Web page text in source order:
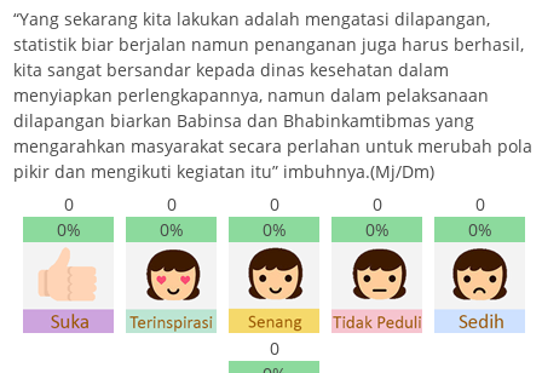
“Yang sekarang kita lakukan adalah mengatasi dilapangan,
statistik biar berjalan namun penanganan juga harus berhasil,
kita sangat bersandar kepada dinas kesehatan dalam
menyiapkan perlengkapannya, namun dalam pelaksanaan
dilapangan biarkan Babinsa dan Bhabinkamtibmas yang
mengarahkan masyarakat secara perlahan untuk merubah pola
pikir dan mengikuti kegiatan itu” imbuhnya.(Mj/Dm)
0
0%
0
0%
0
0%
0
0%
0
0%
0